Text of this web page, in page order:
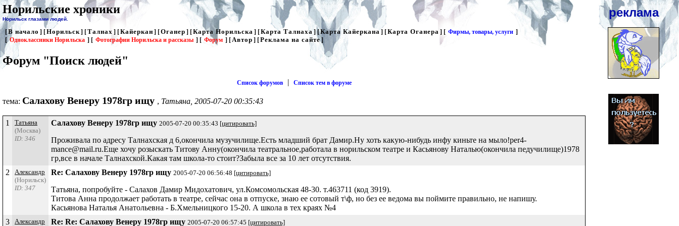
Норильские хроники
Норильск глазами людей.
[В начало ] [Норильск] [Талнах ] [Кайеркан ] [Оганер ] [Карта Норильска ] [Карта Талнаха ] [Карта Кайеркана] [Карта Оганера ] [ Фирмы, товары, услуги ]
[ Одноклассники Норильска ] [ Фотографии Норильска и рассказы ] [ Форум ] [Автор ] [Реклама на сайте]
Форум "Поиск людей"
Список форумов | Список тем в форуме
тема: Салахову Венеру 1978гр ищу , Татьяна, 2005-07-20 00:35:43
1
Татьяна
(Москва)
ID: 346
Салахову Венеру 1978гр ищу 2005-07-20 00:35:43 [цитировать]
Проживала по адресу Талнахская д 6,окончила музучилище.Есть младший брат Дамир.Ну хоть какую-нибудь инфу киньте на мыло!per4-
mance@mail.ru.Еще хочу розыскать Титову Анну(окончила театральное,работала в норильском театре и Касьянову Наталью(окончила педучилище)1978
гр,все в начале Талнахской.Какая там школа-то стоит?Забыла все за 10 лет отсутствия.
2
Александр
(Норильск)
ID: 347
Re: Салахову Венеру 1978гр ищу 2005-07-20 06:56:48 [цитировать]
Татьяна, попробуйте - Салахов Дамир Мидохатович, ул.Комсомольская 48-30. т.463711 (код 3919).
Титова Анна продолжает работать в театре, сейчас она в отпуске, знаю ее сотовый т\ф, но без ее ведома вы поймите правильно, не напишу.
Касьянова Наталья Анатольевна - Б.Хмельницкого 15-20. А школа в тех краях №4
3
Александр
Re: Re: Салахову Венеру 1978гр ищу 2005-07-20 06:57:45 [цитировать]
реклама